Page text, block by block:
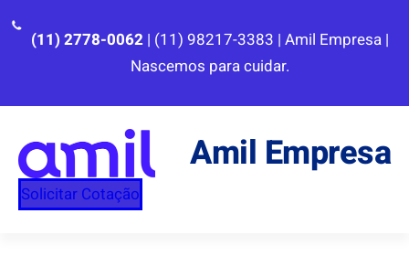
(11) 2778-0062 | (11) 98217-3383 | Amil Empresa |
Nascemos para cuidar.
Amil Empresa
Solicitar Cotação